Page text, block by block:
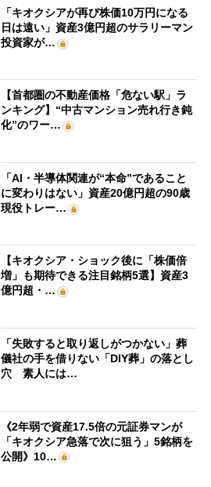
「キオクシアが再び株価10万円になる
日は遠い」資産3億円超のサラリーマン
投資家が…
【首都圏の不動産価格「危ない駅」ラ
ンキング】“中古マンション売れ行き鈍
化”のワー…
「AI・半導体関連が“本命”であること
に変わりはない」資産20億円超の90歳
現役トレー…
【キオクシア・ショック後に「株価倍
増」も期待できる注目銘柄5選】資産3
億円超・…
「失敗すると取り返しがつかない」葬
儀社の手を借りない「DIY葬」の落とし
穴 素人には…
《2年弱で資産17.5倍の元証券マンが
「キオクシア急落で次に狙う」5銘柄を
公開》10…